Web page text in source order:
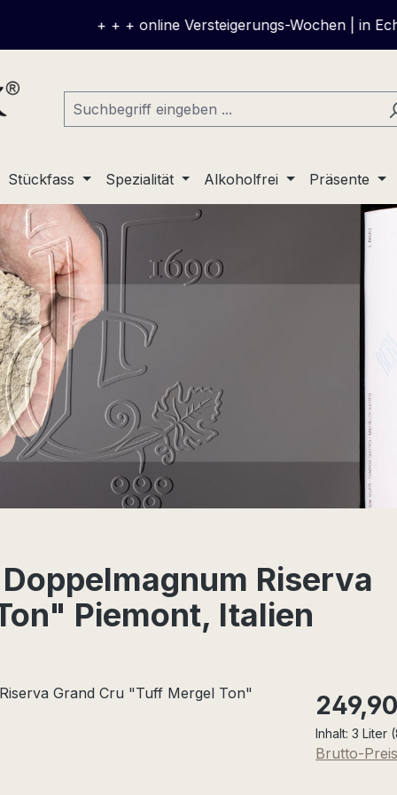
+ + + online Versteigerungs-Wochen | in Echtzeit
Stückfass Spezialität Alkoholfrei Präsente
Riserva
Piemont, Italien
Regulärer
Inhalt: 3 Liter
Brutto-